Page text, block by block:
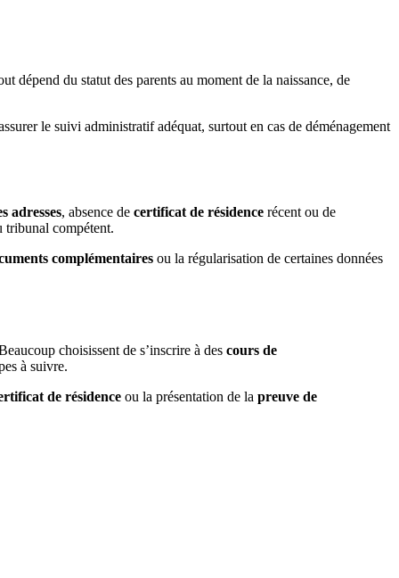
dépend du statut des parents au moment de la naissance, de
le suivi administratif adéquat, surtout en cas de déménagement
adresses, absence de certificat de résidence récent ou de
tribunal compétent.
complémentaires ou la régularisation de certaines données
choisissent de s’inscrire à des cours de
à suivre.
de résidence ou la présentation de la preuve de